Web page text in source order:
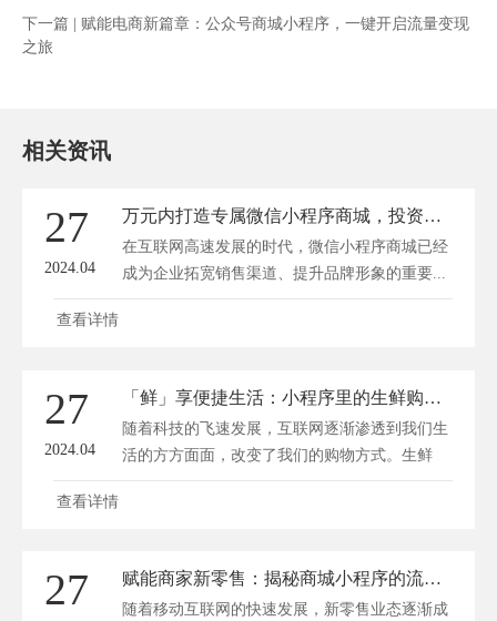
下一篇 | 赋能电商新篇章：公众号商城小程序，一键开启流量变现
之旅
相关资讯
27
2024.04
万元内打造专属微信小程序商城，投资回报率高到你惊喜！
在互联网高速发展的时代，微信小程序商城已经
成为企业拓宽销售渠道、提升品牌形象的重要...
查看详情
27
2024.04
「鲜」享便捷生活：小程序里的生鲜购物新体验
随着科技的飞速发展，互联网逐渐渗透到我们生
活的方方面面，改变了我们的购物方式。生鲜
购...
查看详情
27 赋能商家新零售：揭秘商城小程序的流量变现秘籍
随着移动互联网的快速发展，新零售业态逐渐成